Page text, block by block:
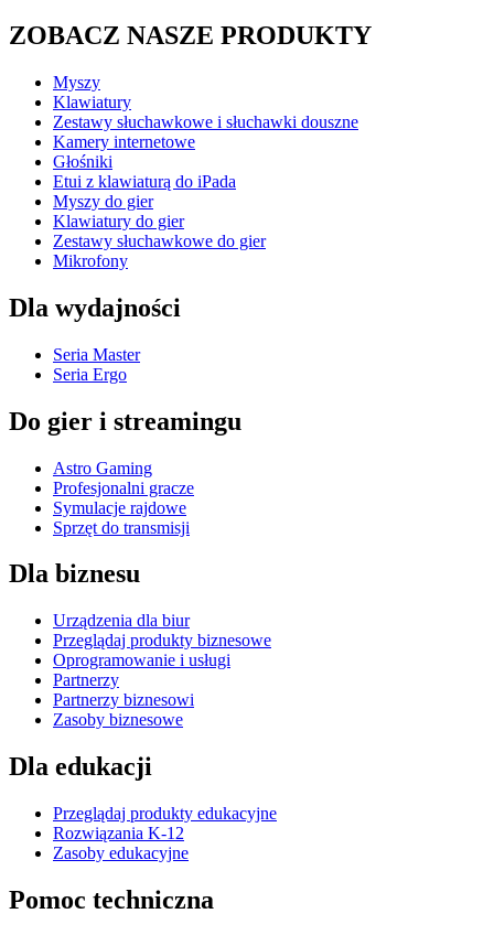
ZOBACZ NASZE PRODUKTY
Myszy
Klawiatury
Zestawy słuchawkowe i słuchawki douszne
Kamery internetowe
Głośniki
Etui z klawiaturą do iPada
Myszy do gier
Klawiatury do gier
Zestawy słuchawkowe do gier
Mikrofony
Dla wydajności
Seria Master
Seria Ergo
Do gier i streamingu
Astro Gaming
Profesjonalni gracze
Symulacje rajdowe
Sprzęt do transmisji
Dla biznesu
Urządzenia dla biur
Przeglądaj produkty biznesowe
Oprogramowanie i usługi
Partnerzy
Partnerzy biznesowi
Zasoby biznesowe
Dla edukacji
Przeglądaj produkty edukacyjne
Rozwiązania K-12
Zasoby edukacyjne
Pomoc techniczna